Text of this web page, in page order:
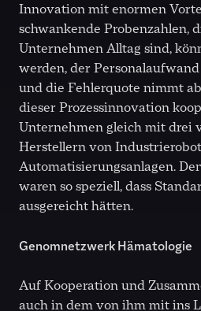
Innovation mit enormen
schwankende Probenzahlen,
Unternehmen Alltag sind,
werden, der
und die Fehlerquote nimmt
dieser Prozessinnovation
Unternehmen gleich mit drei
Herstellern von
Automatisierungsanlagen.
waren so speziell, dass
ausgereicht hätten.
Genomnetzwerk Hämatologie
Auf Kooperation und
auch in dem von ihm mit ins